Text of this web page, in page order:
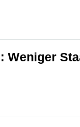
Weniger